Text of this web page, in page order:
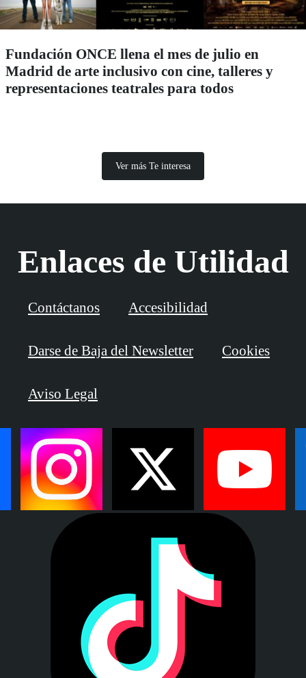
Fundación ONCE llena el mes de julio en
Madrid de arte inclusivo con cine, talleres y
representaciones teatrales para todos
Ver más Te interesa
Enlaces de Utilidad
Contáctanos Accesibilidad
Darse de Baja del Newsletter Cookies
Aviso Legal